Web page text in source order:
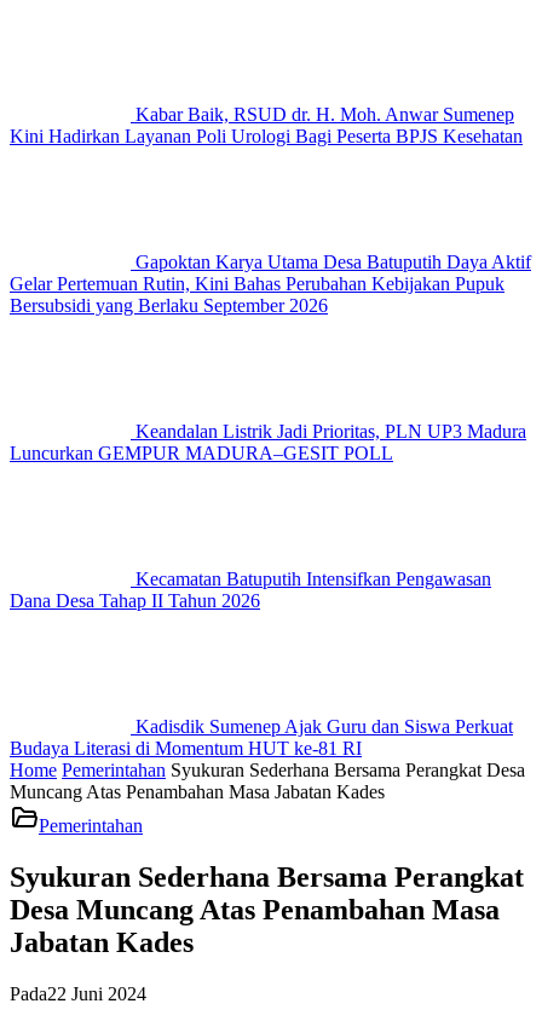
Kabar Baik, RSUD dr. H. Moh. Anwar Sumenep
Kini Hadirkan Layanan Poli Urologi Bagi Peserta BPJS Kesehatan
Gapoktan Karya Utama Desa Batuputih Daya Aktif
Gelar Pertemuan Rutin, Kini Bahas Perubahan Kebijakan Pupuk
Bersubsidi yang Berlaku September 2026
Keandalan Listrik Jadi Prioritas, PLN UP3 Madura
Luncurkan GEMPUR MADURA–GESIT POLL
Kecamatan Batuputih Intensifkan Pengawasan
Dana Desa Tahap II Tahun 2026
Kadisdik Sumenep Ajak Guru dan Siswa Perkuat
Budaya Literasi di Momentum HUT ke-81 RI
Home Pemerintahan Syukuran Sederhana Bersama Perangkat Desa
Muncang Atas Penambahan Masa Jabatan Kades
Pemerintahan
Syukuran Sederhana Bersama Perangkat
Desa Muncang Atas Penambahan Masa
Jabatan Kades
Pada22 Juni 2024